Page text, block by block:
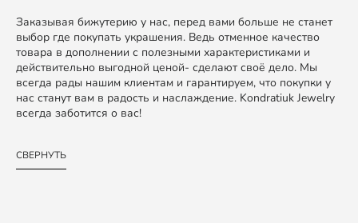
Заказывая бижутерию у нас, перед вами больше не станет
выбор где покупать украшения. Ведь отменное качество
товара в дополнении с полезными характеристиками и
действительно выгодной ценой- сделают своё дело. Мы
всегда рады нашим клиентам и гарантируем, что покупки у
нас станут вам в радость и наслаждение. Kondratiuk Jewelry
всегда заботится о вас!
СВЕРНУТЬ